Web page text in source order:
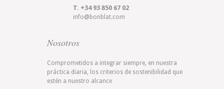
T. +34 93 850 67 02
info@bonblat.com
Nosotros
Comprometidos a integrar siempre, en nuestra
práctica diaria, los criterios de sostenibilidad que
estén a nuestro alcance